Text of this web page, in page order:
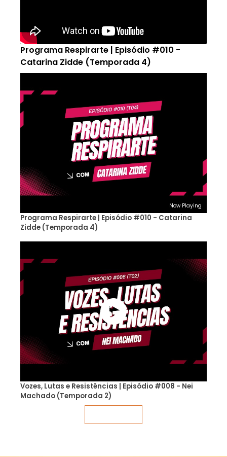
Programa Respirarte | Episódio #010 -
Catarina Zidde (Temporada 4)
Now Playing
Programa Respirarte | Episódio #010 - Catarina
Zidde (Temporada 4)
Vozes, Lutas e Resistências | Episódio #008 - Nei
Machado (Temporada 2)